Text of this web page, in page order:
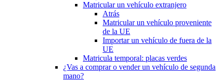
Matricular un vehículo extranjero
Atrás
Matricular un vehículo proveniente
de la UE
Importar un vehículo de fuera de la
UE
Matricula temporal: placas verdes
¿Vas a comprar o vender un vehículo de segunda
mano?